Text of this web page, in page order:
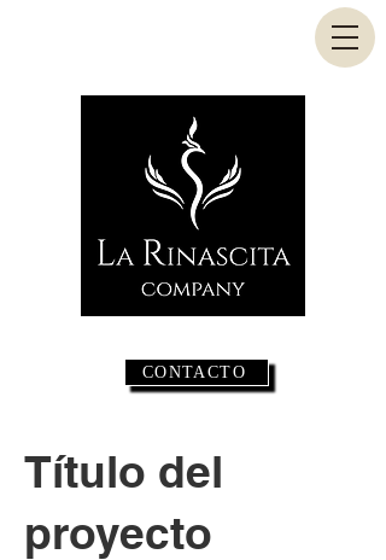
CONTACTO
Título del
proyecto